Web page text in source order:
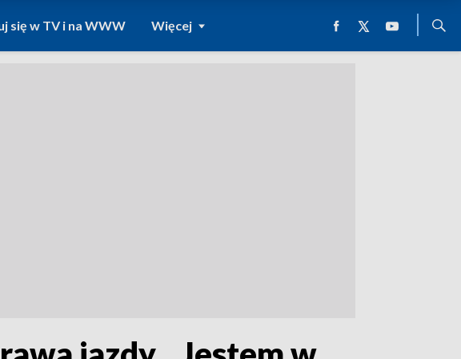
się w TV i na WWW Więcej